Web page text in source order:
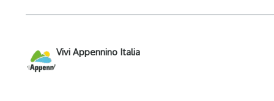
Vivi Appennino Italia